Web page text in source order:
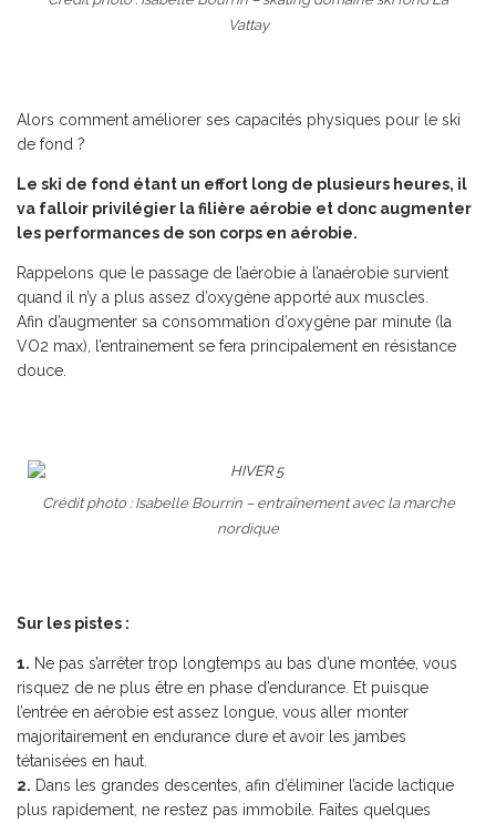
Vattay
Alors comment améliorer ses capacités physiques pour le ski
de fond ?
Le ski de fond étant un effort long de plusieurs heures, il
va falloir privilégier la filière aérobie et donc augmenter
les performances de son corps en aérobie.
Rappelons que le passage de l’aérobie à l’anaérobie survient
quand il n’y a plus assez d’oxygène apporté aux muscles.
Afin d’augmenter sa consommation d’oxygène par minute (la
VO2 max), l’entrainement se fera principalement en résistance
douce.
Crédit photo : Isabelle Bourrin – entraînement avec la marche
nordique
Sur les pistes :
1. Ne pas s’arrêter trop longtemps au bas d’une montée, vous
risquez de ne plus être en phase d’endurance. Et puisque
l’entrée en aérobie est assez longue, vous aller monter
majoritairement en endurance dure et avoir les jambes
tétanisées en haut.
2. Dans les grandes descentes, afin d’éliminer l’acide lactique
plus rapidement, ne restez pas immobile. Faites quelques